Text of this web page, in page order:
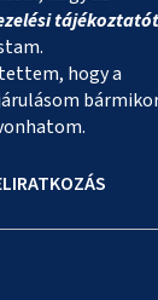
tájékoztatót
hogy a